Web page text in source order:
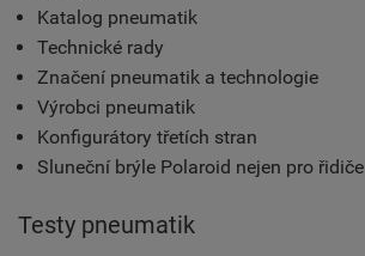
Katalog pneumatik
Technické rady
Značení pneumatik a technologie
Výrobci pneumatik
Konfigurátory třetích stran
Sluneční brýle Polaroid nejen pro řidiče
Testy pneumatik